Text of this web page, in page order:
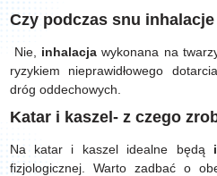
Czy podczas snu
Nie, inhalacja wykonana na
ryzykiem nieprawidłowego
dróg oddechowych.
Katar i kaszel- z czego
Na katar i kaszel idealne będą
fizjologicznej. Warto zadbać o